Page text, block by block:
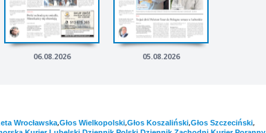
06.08.2026 05.08.2026
Wrocławska,Głos Wielkopolski,Głos Koszaliński,Głos Szczeciński,